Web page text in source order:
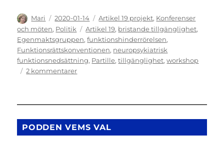
Författare
Mari
Publicerat
den
2020-01-14 Kategorier
Artikel 19 projekt, Konferenser
och möten, Politik Etiketter
Artikel 19, bristande tillgänglighet,
Egenmaktsgruppen,funktionshinderrörelsen,
Funktionsrättskonventionen, neuropsykiatrisk
funktionsnedsättning, Partille,tillgänglighet,workshop
2 kommentarertill
neuropsykiatrisk
funktionsnedsättning
PODDEN VEMS VAL